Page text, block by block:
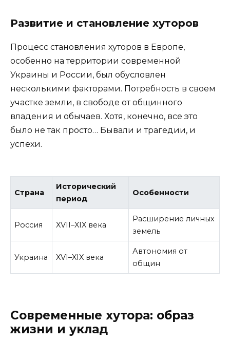
Развитие и становление хуторов
Процесс становления хуторов в Европе,
особенно на территории современной
Украины и России, был обусловлен
несколькими факторами. Потребность в своем
участке земли, в свободе от общинного
владения и обычаев. Хотя, конечно, все это
было не так просто… Бывали и трагедии, и
успехи.
Страна
Исторический
период
Особенности
Россия XVII–XIX века
Расширение личных
земель
Украина XVI–XIX века
Автономия от
общин
Современные хутора: образ
жизни и уклад